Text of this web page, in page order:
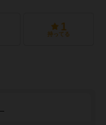
1
持ってる